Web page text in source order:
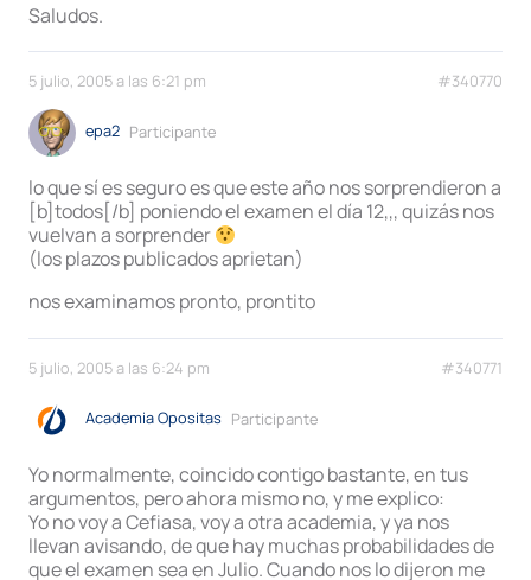
Saludos.
5 julio, 2005 a las 6:21 pm #340770
epa2 Participante
lo que sí es seguro es que este año nos sorprendieron a
[b]todos[/b] poniendo el examen el día 12,,, quizás nos
vuelvan a sorprender
(los plazos publicados aprietan)
nos examinamos pronto, prontito
5 julio, 2005 a las 6:24 pm #340771
Academia Opositas Participante
Yo normalmente, coincido contigo bastante, en tus
argumentos, pero ahora mismo no, y me explico:
Yo no voy a Cefiasa, voy a otra academia, y ya nos
llevan avisando, de que hay muchas probabilidades de
que el examen sea en Julio. Cuando nos lo dijeron me